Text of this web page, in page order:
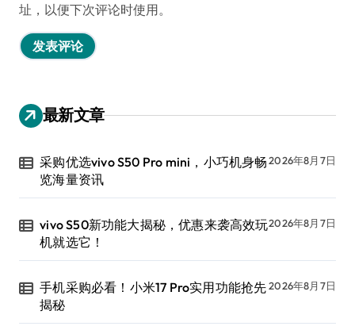
址，以便下次评论时使用。
最新文章
采购优选vivo S50 Pro mini，小巧机身畅
览海量资讯
2026年8月7日
vivo S50新功能大揭秘，优惠来袭高效玩
机就选它！
2026年8月7日
手机采购必看！小米17 Pro实用功能抢先
揭秘
2026年8月7日